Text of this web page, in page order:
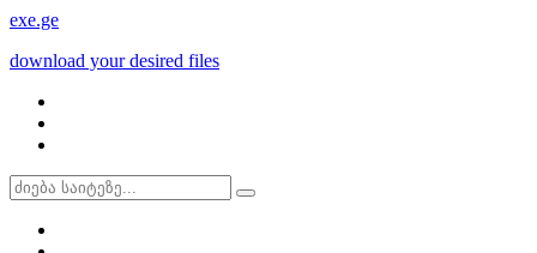
exe.ge
download your desired files